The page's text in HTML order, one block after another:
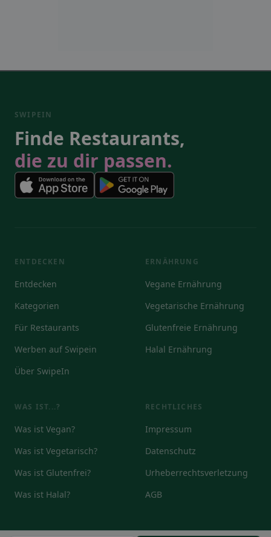
SWIPEIN
Finde Restaurants,
die zu dir passen.
ENTDECKEN
Entdecken
Kategorien
Für Restaurants
Werben auf Swipein
Über SwipeIn
ERNÄHRUNG
Vegane Ernährung
Vegetarische Ernährung
Glutenfreie Ernährung
Halal Ernährung
WAS IST...?
Was ist Vegan?
Was ist Vegetarisch?
Was ist Glutenfrei?
Was ist Halal?
RECHTLICHES
Impressum
Datenschutz
Urheberrechtsverletzung
AGB